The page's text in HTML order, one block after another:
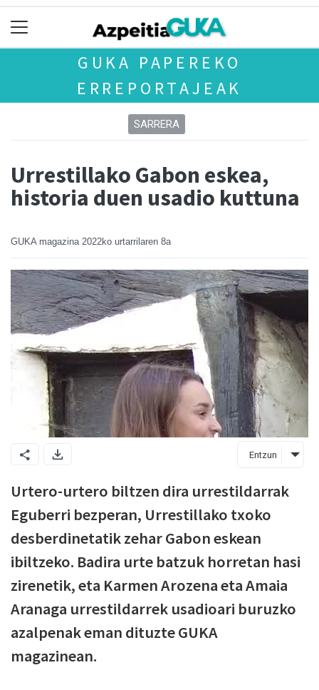
GUKA PAPEREKO
ERREPORTAJEAK
SARRERA
Urrestillako Gabon eskea,
historia duen usadio kuttuna
GUKA magazina 2022ko urtarrilaren 8a
Entzun
Urtero-urtero biltzen dira urrestildarrak
Eguberri bezperan, Urrestillako txoko
desberdinetatik zehar Gabon eskean
ibiltzeko. Badira urte batzuk horretan hasi
zirenetik, eta Karmen Arozena eta Amaia
Aranaga urrestildarrek usadioari buruzko
azalpenak eman dituzte GUKA
magazinean.